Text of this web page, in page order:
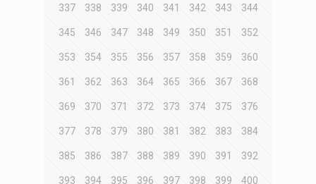
337 338 339 340 341 342 343 344
345 346 347 348 349 350 351 352
353 354 355 356 357 358 359 360
361 362 363 364 365 366 367 368
369 370 371 372 373 374 375 376
377 378 379 380 381 382 383 384
385 386 387 388 389 390 391 392
393 394 395 396 397 398 399 400